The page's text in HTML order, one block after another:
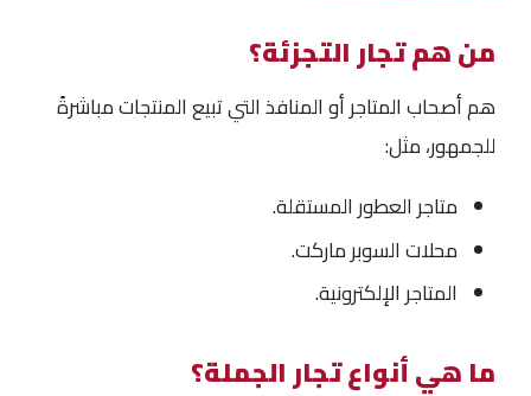
من هم تجار التجزئة؟
هم أصحاب المتاجر أو المنافذ التي تبيع المنتجات مباشرةً
للجمهور، مثل:
متاجر العطور المستقلة.
محلات السوبر ماركت.
المتاجر الإلكترونية.
ما هي أنواع تجار الجملة؟